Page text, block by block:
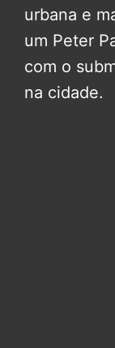
urbana e
um Peter
com o
na cidade.